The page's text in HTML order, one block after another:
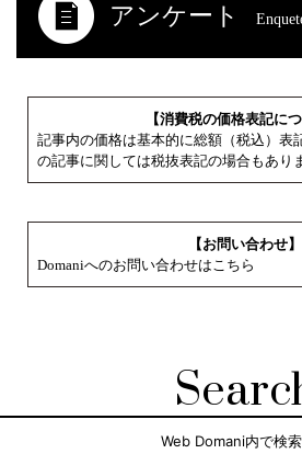
アンケート
【消費税の価格表記につ
記事内の価格は基本的に総額（税込）表
の記事に関しては税抜表記の場合もあり
【お問い合わせ】
Domaniへのお問い合わせはこちら
Web Domani内で検